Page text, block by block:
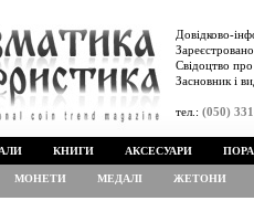
Довідково-
Свідоцтво
Засновник і
тел.: (050)
КНИГИ АКСЕСУАРИ
МОНЕТИ МЕДАЛІ ЖЕТОНИ